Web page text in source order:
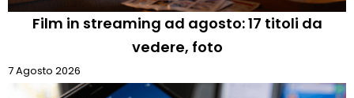
Film in streaming ad agosto: 17 titoli da
vedere, foto
7 Agosto 2026